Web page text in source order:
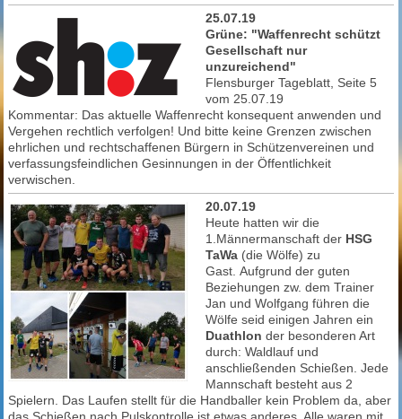
25.07.19
Grüne: "Waffenrecht schützt
Gesellschaft nur
unzureichend"
Flensburger Tageblatt, Seite 5
vom 25.07.19
Kommentar: Das aktuelle Waffenrecht konsequent anwenden und
Vergehen rechtlich verfolgen! Und bitte keine Grenzen zwischen
ehrlichen und rechtschaffenen Bürgern in Schützenvereinen und
verfassungsfeindlichen Gesinnungen in der Öffentlichkeit
verwischen.
20.07.19
Heute hatten wir die
1.Männermanschaft der HSG
TaWa(die Wölfe) zu
Gast. Aufgrund der guten
Beziehungen zw. dem Trainer
Jan und Wolfgang führen die
Wölfe seid einigen Jahren ein
Duathlon der besonderen Art
durch: Waldlauf und
anschließenden Schießen. Jede
Mannschaft besteht aus 2
Spielern. Das Laufen stellt für die Handballer kein Problem da, aber